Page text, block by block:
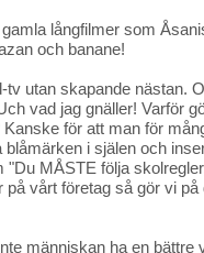
långfilmer som
och banane!
utan skapande nästan.
vad jag gnäller! Varför
Kanske för att man för
i själen och
"Du MÅSTE följa
på vårt företag så gör vi
människan ha en bättre